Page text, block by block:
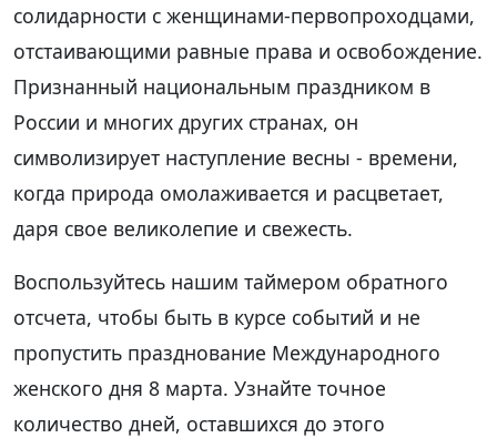
солидарности с женщинами-первопроходцами,
отстаивающими равные права и освобождение.
Признанный национальным праздником в
России и многих других странах, он
символизирует наступление весны - времени,
когда природа омолаживается и расцветает,
даря свое великолепие и свежесть.
Воспользуйтесь нашим таймером обратного
отсчета, чтобы быть в курсе событий и не
пропустить празднование Международного
женского дня 8 марта. Узнайте точное
количество дней, оставшихся до этого